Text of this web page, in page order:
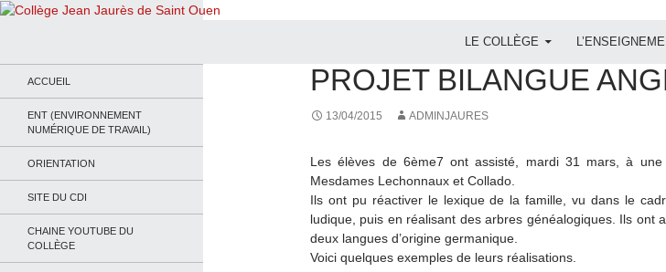
LE COLLÈGE
PROJET BILANGUE
13/04/2015 ADMINJAURES
Les élèves de 6ème7 ont assisté, mardi 31 mars, à une
Mesdames Lechonnaux et Collado.
Ils ont pu réactiver le lexique de la famille, vu dans le
ludique, puis en réalisant des arbres généalogiques. Ils ont
deux langues d’origine germanique.
Voici quelques exemples de leurs réalisations.
ACCUEIL
ENT (ENVIRONNEMENT
NUMÉRIQUE DE TRAVAIL)
ORIENTATION
SITE DU CDI
CHAINE YOUTUBE DU
COLLÈGE